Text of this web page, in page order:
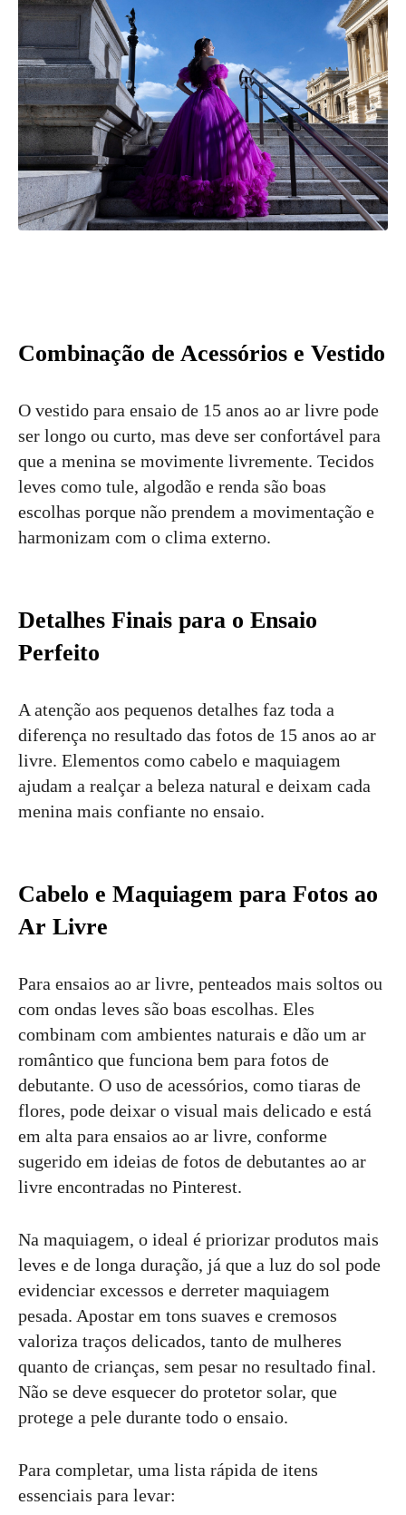
Combinação de Acessórios e Vestido
O vestido para ensaio de 15 anos ao ar livre pode
ser longo ou curto, mas deve ser confortável para
que a menina se movimente livremente. Tecidos
leves como tule, algodão e renda são boas
escolhas porque não prendem a movimentação e
harmonizam com o clima externo.
Detalhes Finais para o Ensaio
Perfeito
A atenção aos pequenos detalhes faz toda a
diferença no resultado das fotos de 15 anos ao ar
livre. Elementos como cabelo e maquiagem
ajudam a realçar a beleza natural e deixam cada
menina mais confiante no ensaio.
Cabelo e Maquiagem para Fotos ao
Ar Livre
Para ensaios ao ar livre, penteados mais soltos ou
com ondas leves são boas escolhas. Eles
combinam com ambientes naturais e dão um ar
romântico que funciona bem para fotos de
debutante. O uso de acessórios, como tiaras de
flores, pode deixar o visual mais delicado e está
em alta para ensaios ao ar livre, conforme
sugerido em ideias de fotos de debutantes ao ar
livre encontradas no Pinterest.
Na maquiagem, o ideal é priorizar produtos mais
leves e de longa duração, já que a luz do sol pode
evidenciar excessos e derreter maquiagem
pesada. Apostar em tons suaves e cremosos
valoriza traços delicados, tanto de mulheres
quanto de crianças, sem pesar no resultado final.
Não se deve esquecer do protetor solar, que
protege a pele durante todo o ensaio.
Para completar, uma lista rápida de itens
essenciais para levar: